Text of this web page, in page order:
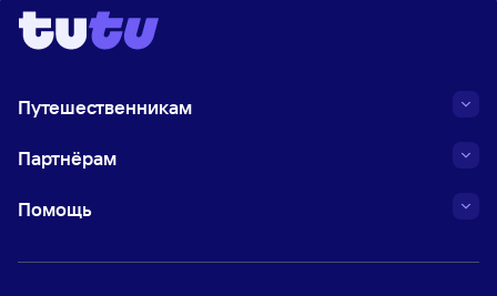
Путешественникам
Партнёрам
Помощь